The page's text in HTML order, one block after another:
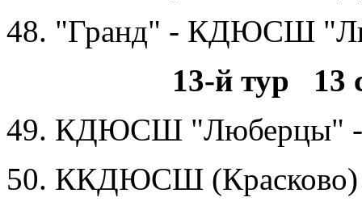
48. "Гранд" - КДЮСШ
13-й тур 13
49. КДЮСШ "Люберцы" -
50. ККДЮСШ